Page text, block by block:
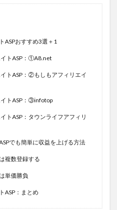
ASPおすすめ3選＋1
トASP：①A8.net
トASP：②もしもアフィリエイ
トASP：③infotop
トASP：タウンライフアフィリ
でも簡単に収益を上げる方法
複数登録する
単価勝負
ASP：まとめ